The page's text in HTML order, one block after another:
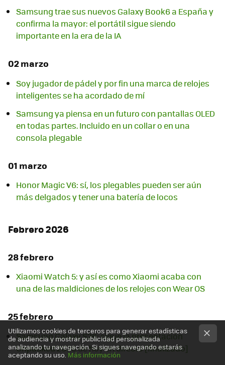
Samsung trae sus nuevos Galaxy Book6 a España y
confirma la mayor: el portátil sigue siendo
importante en la era de la IA
02 marzo
Soy jugador de pádel y por fin una marca de relojes
inteligentes se ha acordado de mí
Samsung ya piensa en un futuro con pantallas OLED
en todas partes. Incluido en un collar o en una
consola plegable
01 marzo
Honor Magic V6: sí, los plegables pueden ser aún
más delgados y tener una batería de locos
Febrero 2026
28 febrero
Xiaomi Watch 5: y así es como Xiaomi acaba con
una de las maldiciones de los relojes con Wear OS
25 febrero
Samsung Galaxy S26: sigue la presentación
Unpacked 2026 de hoy en directo [finalizado]
Utilizamos cookies de terceros para generar estadísticas
de audiencia y mostrar publicidad personalizada
analizando tu navegación. Si sigues navegando estarás
aceptando su uso.Más información